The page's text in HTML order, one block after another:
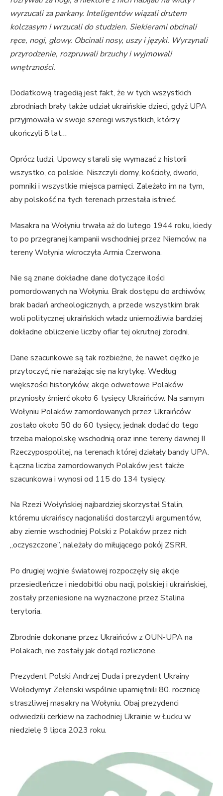
wyrzucali za parkany. Inteligentów wiązali drutem
kolczasym i wrzucali do studzien. Siekierami obcinali
ręce, nogi, głowy. Obcinali nosy, uszy i języki. Wyrzynali
przyrodzenie, rozpruwali brzuchy i wyjmowali
wnętrzności.
Dodatkową tragedią jest fakt, że w tych wszystkich
zbrodniach brały także udział ukraińskie dzieci, gdyż UPA
przyjmowała w swoje szeregi wszystkich, którzy
ukończyli 8 lat…
Oprócz ludzi, Upowcy starali się wymazać z historii
wszystko, co polskie. Niszczyli domy, kościoły, dworki,
pomniki i wszystkie miejsca pamięci. Zależało im na tym,
aby polskość na tych terenach przestała istnieć.
Masakra na Wołyniu trwała aż do lutego 1944 roku, kiedy
to po przegranej kampanii wschodniej przez Niemców, na
tereny Wołynia wkroczyła Armia Czerwona.
Nie są znane dokładne dane dotyczące ilości
pomordowanych na Wołyniu. Brak dostępu do archiwów,
brak badań archeologicznych, a przede wszystkim brak
woli politycznej ukraińskich władz uniemożliwia bardziej
dokładne obliczenie liczby ofiar tej okrutnej zbrodni.
Dane szacunkowe są tak rozbieżne, że nawet ciężko je
przytoczyć, nie narażając się na krytykę. Według
większości historyków, akcje odwetowe Polaków
przyniosły śmierć około 6 tysięcy Ukraińców. Na samym
Wołyniu Polaków zamordowanych przez Ukraińców
zostało około 50 do 60 tysięcy, jednak dodać do tego
trzeba małopolskę wschodnią oraz inne tereny dawnej II
Rzeczypospolitej, na terenach której działały bandy UPA.
Łączna liczba zamordowanych Polaków jest także
szacunkowa i wynosi od 115 do 134 tysięcy.
Na Rzezi Wołyńskiej najbardziej skorzystał Stalin,
któremu ukraińscy nacjonaliści dostarczyli argumentów,
aby ziemie wschodniej Polski z Polaków przez nich
„oczyszczone”, należały do miłującego pokój ZSRR.
Po drugiej wojnie światowej rozpoczęły się akcje
przesiedleńcze i niedobitki obu nacji, polskiej i ukraińskiej,
zostały przeniesione na wyznaczone przez Stalina
terytoria.
Zbrodnie dokonane przez Ukraińców z OUN-UPA na
Polakach, nie zostały jak dotąd rozliczone…
Prezydent Polski Andrzej Duda i prezydent Ukrainy
Wołodymyr Zełenski wspólnie upamiętnili 80. rocznicę
straszliwej masakry na Wołyniu. Obaj prezydenci
odwiedzili cerkiew na zachodniej Ukrainie w Łucku w
niedzielę 9 lipca 2023 roku.